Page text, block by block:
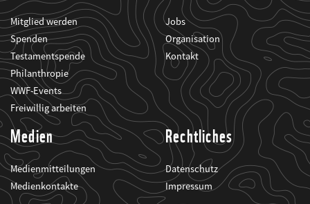
Mitglied werden
Spenden
Testamentspende
Philanthropie
WWF-Events
Freiwillig arbeiten
Jobs
Organisation
Kontakt
Medien
Medienmitteilungen
Medienkontakte
Rechtliches
Datenschutz
Impressum